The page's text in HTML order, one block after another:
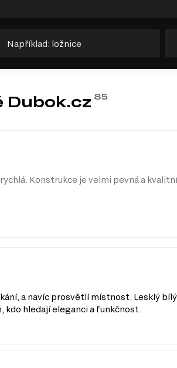
Dubok.cz
Konstrukce je velmi pevná a
a navíc prosvětlí místnost. Lesklý
kdo hledají eleganci a funkčnost.